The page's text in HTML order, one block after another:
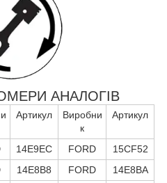
АНАЛОГІВ
Артикул
Виробни
к
Артикул
14E9EC FORD
15CF52
14E8B8 FORD
14E8BA